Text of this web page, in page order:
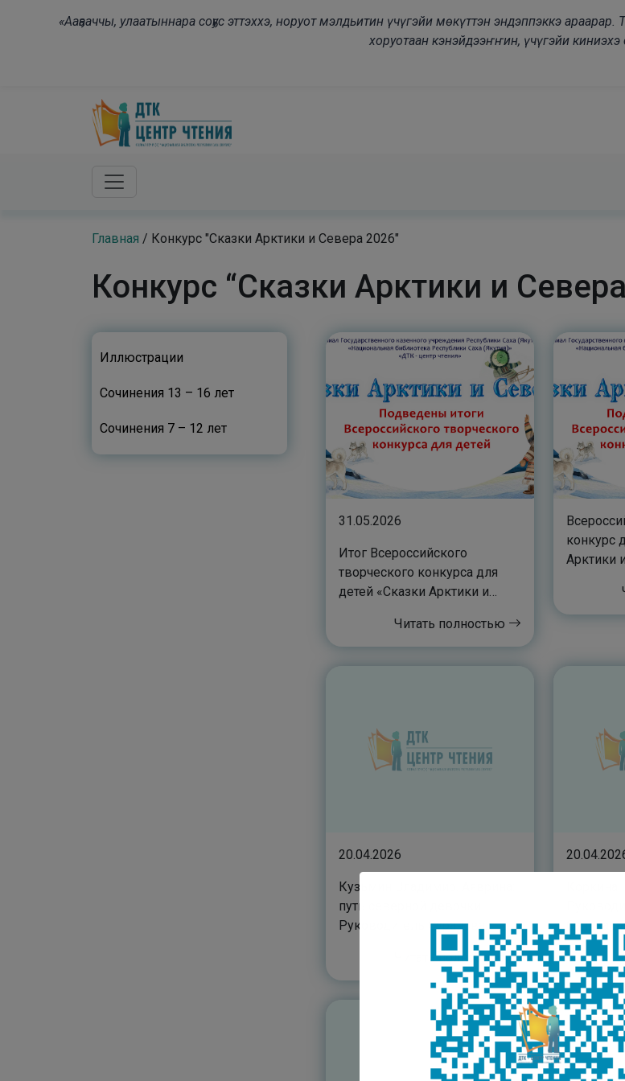
«Ааҕааччы, улаатыннара соҕус эттэххэ, норуот мэлдьитин үчүгэйи мөкүттэн эндэппэккэ
хоруотаан кэнэйдээҥҥин, үчүгэйи киниэхэ
Главная / Конкурс "Сказки Арктики и Севера 2026"
Конкурс “Сказки Арктики и
31.05.2026
Итог Всероссийского
творческого конкурса для
детей «Сказки Арктики и
Читать полностью
конкурс
Арктики
20.04.2026
Кузьмин Владимир. Аяврина:
путь северной девочки.
Руководитель Суранова
Читать полностью
Коркина
Иллюстрации
Сочинения 13 – 16 лет
Сочинения 7 – 12 лет